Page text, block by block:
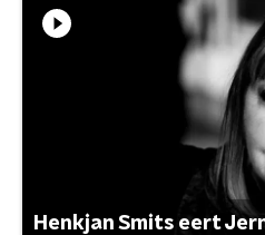
Henkjan Smits eert